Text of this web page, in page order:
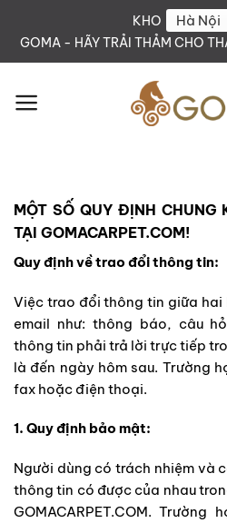
KHO
GOMA - HÃY TRẢI THẢM CHO
MỘT SỐ QUY ĐỊNH CHUNG
TẠI GOMACARPET.COM!
Quy định về trao đổi thông tin:
Việc trao đổi thông tin giữa hai
email như: thông báo, câu
thông tin phải trả lời trực tiếp
là đến ngày hôm sau. Trường
fax hoặc điện thoại.
1. Quy định bảo mật:
Người dùng có trách nhiệm và
thông tin có được của nhau
GOMACARPET.COM.